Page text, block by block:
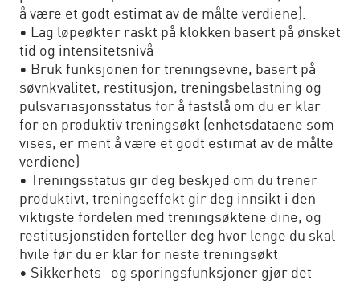
å være et godt estimat av de målte verdiene).
• Lag løpeøkter raskt på klokken basert på ønsket
tid og intensitetsnivå
• Bruk funksjonen for treningsevne, basert på
søvnkvalitet, restitusjon, treningsbelastning og
pulsvariasjonsstatus for å fastslå om du er klar
for en produktiv treningsøkt (enhetsdataene som
vises, er ment å være et godt estimat av de målte
verdiene)
• Treningsstatus gir deg beskjed om du trener
produktivt, treningseffekt gir deg innsikt i den
viktigste fordelen med treningsøktene dine, og
restitusjonstiden forteller deg hvor lenge du skal
hvile før du er klar for neste treningsøkt
• Sikkerhets- og sporingsfunksjoner gjør det